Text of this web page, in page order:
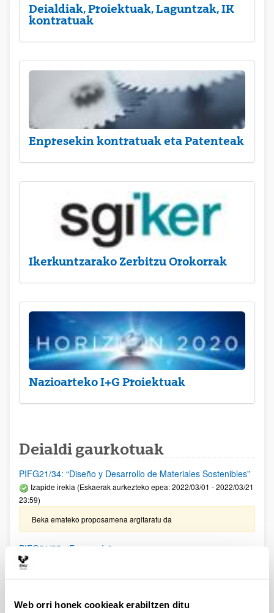
Web orri honek cookieak erabiltzen ditu
Deialdiak, Proiektuak, Laguntzak, IK
kontratuak
Enpresekin kontratuak eta Patenteak
Ikerkuntzarako Zerbitzu Orokorrak
Nazioarteko I+G Proiektuak
Deialdi gaurkotuak
PIFG21/34: “Diseño y Desarrollo de Materiales Sostenibles”
Izapide irekia (Eskaerak aurkezteko epea: 2022/03/01 - 2022/03/21
23:59)
Beka emateko proposamena argitaratu da
PIFG21/35: “Economía”
Beka emateko proposamena argitaratu da
LAIR FUNDAZIOAREN INMUNITATE TUMORALAREN